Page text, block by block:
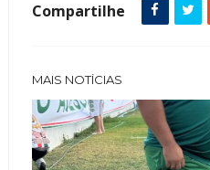
Compartilhe
MAIS NOTÍCIAS